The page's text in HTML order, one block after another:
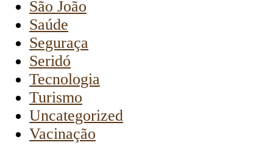
São João
Saúde
Seguraça
Seridó
Tecnologia
Turismo
Uncategorized
Vacinação